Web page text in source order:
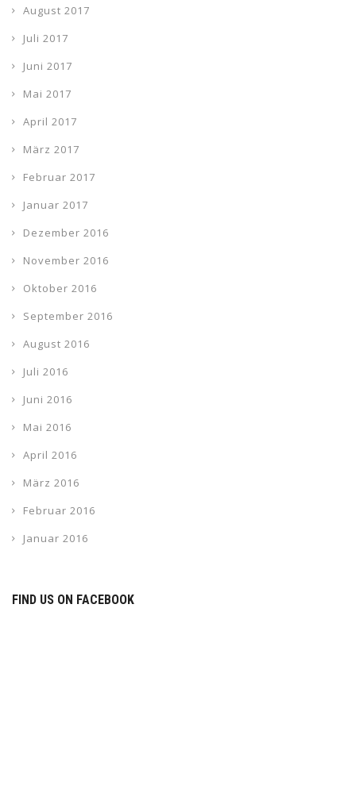
August 2017
Juli 2017
Juni 2017
Mai 2017
April 2017
März 2017
Februar 2017
Januar 2017
Dezember 2016
November 2016
Oktober 2016
September 2016
August 2016
Juli 2016
Juni 2016
Mai 2016
April 2016
März 2016
Februar 2016
Januar 2016
FIND US ON FACEBOOK